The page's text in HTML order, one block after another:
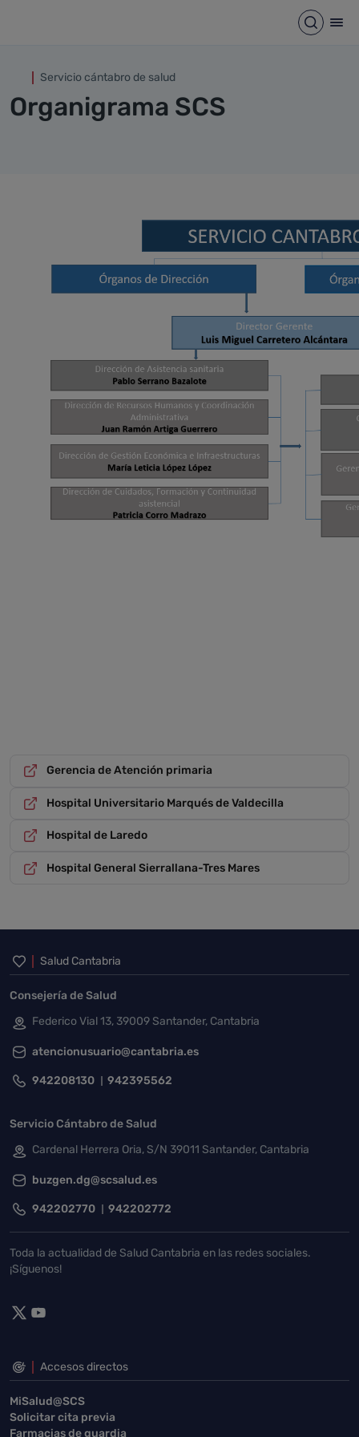
Abrir
Servicio cántabro de salud
Organigrama SCS
Gerencia de Atención primaria
Hospital Universitario Marqués de Valdecilla
Hospital de Laredo
Hospital General Sierrallana-Tres Mares
Inicio del pie de página
Salud Cantabria
Consejería de Salud
Federico Vial 13, 39009 Santander, Cantabria
atencionusuario@cantabria.es
942208130 942395562
Servicio Cántabro de Salud
Cardenal Herrera Oria, S/N 39011 Santander, Cantabria
buzgen.dg@scsalud.es
942202770 942202772
Toda la actualidad de Salud Cantabria en las redes sociales.
¡Síguenos!
Accesos directos
MiSalud@SCS
Solicitar cita previa
Farmacias de guardia